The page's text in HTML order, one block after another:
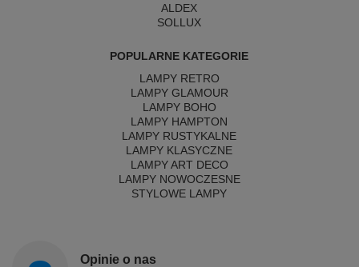
ALDEX
SOLLUX
POPULARNE KATEGORIE
LAMPY RETRO
LAMPY GLAMOUR
LAMPY BOHO
LAMPY HAMPTON
LAMPY RUSTYKALNE
LAMPY KLASYCZNE
LAMPY ART DECO
LAMPY NOWOCZESNE
STYLOWE LAMPY
Opinie o nas